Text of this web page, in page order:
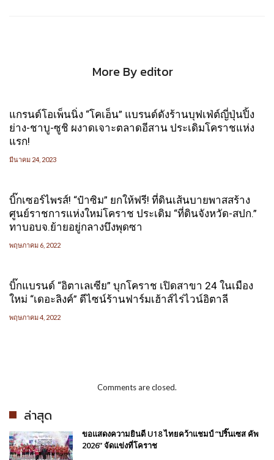
More By editor
แกรนด์โอเพ็นนิ่ง “โคเอ็น” แบรนด์ดังร้านบุฟเฟ่ต์ญี่ปุ่นปิ้ง
ย่าง-ชาบู-ซูชิ ผงาดเจาะตลาดอีสาน ประเดิมโคราชแห่ง
แรก!
มีนาคม 24, 2023
บิ๊กเซอร์ไพรส์! “ป๋าซิม” ยกให้ฟรี! ที่ดินเส้นบายพาสสร้าง
ศูนย์ราชการแห่งใหม่โคราช ประเดิม “ที่ดินจังหวัด-สปก.”
ทาบอบจ.ย้ายอยู่กลางบึงพุดซา
พฤษภาคม 6, 2022
บิ๊กแบรนด์ “อิตาเลเซีย” บุกโคราช เปิดสาขา 24 ในเมือง
ใหม่ “เดอะลิงค์” ดีไซน์ร้านฟาร์มเฮ้าส์ไร่ไวน์อิตาลี
พฤษภาคม 4, 2022
Comments are closed.
ล่าสุด
ขอแสดงความยินดี U18 ไทยคว้าแชมป์ “ปริ๊นเซส คัพ
2026” จัดแข่งที่โคราช